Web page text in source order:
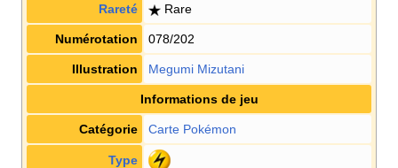
Rareté Rare
Numérotation 078/202
Illustration Megumi Mizutani
Informations de jeu
Catégorie Carte Pokémon
Type